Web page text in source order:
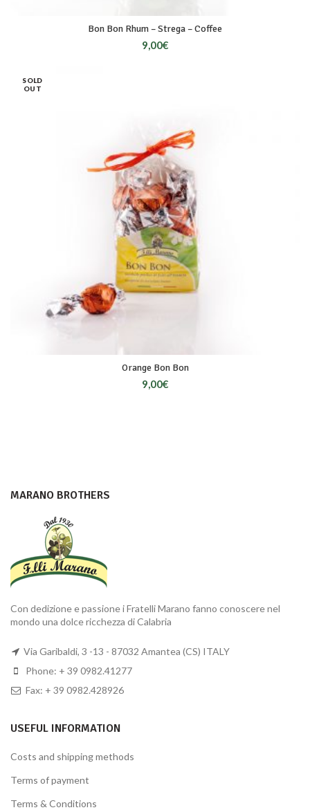
Bon Bon Rhum – Strega – Coffee
9,00€
SOLD
OUT
Orange Bon Bon
9,00€
MARANO BROTHERS
Con dedizione e passione i Fratelli Marano fanno conoscere nel
mondo una dolce ricchezza di Calabria
Via Garibaldi, 3 -13 - 87032 Amantea (CS) ITALY
Phone: + 39 0982.41277
Fax: + 39 0982.428926
USEFUL INFORMATION
Costs and shipping methods
Terms of payment
Terms & Conditions